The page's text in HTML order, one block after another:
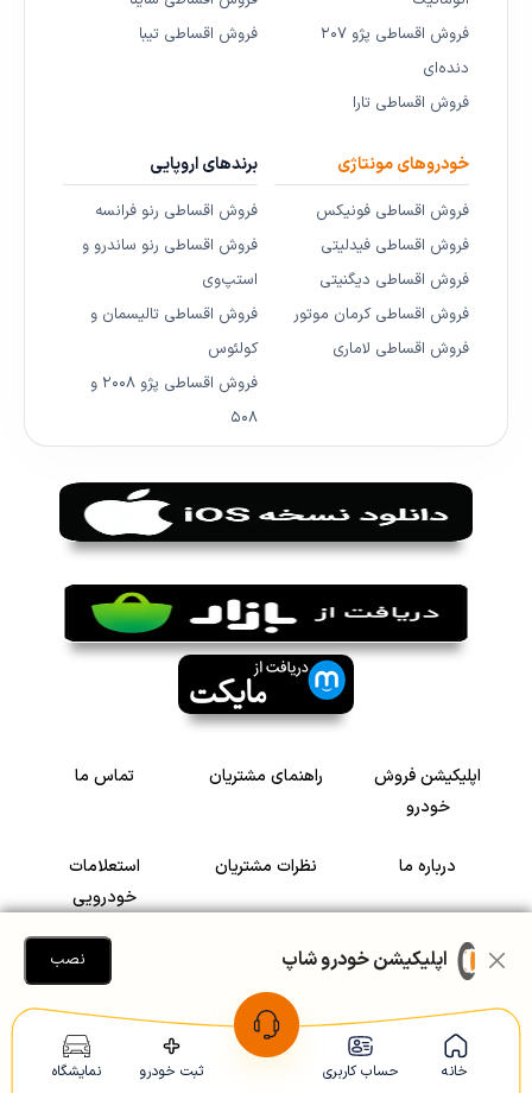
خانه حساب کاربری ثبت خودرو نمایشگاه
فروش اقساطی پژو ۲۰۷
دنده‌ای
فروش اقساطی تارا
فروش اقساطی تیبا
خودروهای مونتاژی
فروش اقساطی فونیکس
فروش اقساطی فیدلیتی
فروش اقساطی دیگنیتی
فروش اقساطی کرمان موتور
فروش اقساطی لاماری
برندهای اروپایی
فروش اقساطی رنو فرانسه
فروش اقساطی رنو ساندرو و
استپ‌وی
فروش اقساطی تالیسمان و
کولئوس
فروش اقساطی پژو ۲۰۰۸ و
۵۰۸
اپلیکیشن فروش
خودرو
راهنمای مشتریان تماس ما
درباره ما نظرات مشتریان
استعلامات
خودرویی
سرمایه گذاری در
رضایت مشتریان
Copyright © 2005-2026 Khodroshop.ir
اپلیکیشن خودرو شاپ نصب